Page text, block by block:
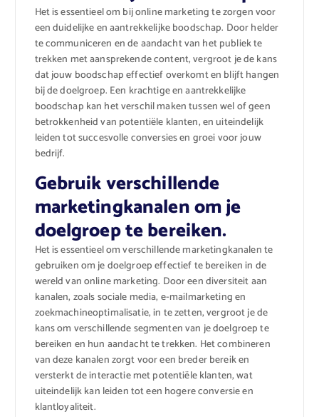
Het is essentieel om bij online marketing te zorgen voor
een duidelijke en aantrekkelijke boodschap. Door helder
te communiceren en de aandacht van het publiek te
trekken met aansprekende content, vergroot je de kans
dat jouw boodschap effectief overkomt en blijft hangen
bij de doelgroep. Een krachtige en aantrekkelijke
boodschap kan het verschil maken tussen wel of geen
betrokkenheid van potentiële klanten, en uiteindelijk
leiden tot succesvolle conversies en groei voor jouw
bedrijf.
Gebruik verschillende
marketingkanalen om je
doelgroep te bereiken.
Het is essentieel om verschillende marketingkanalen te
gebruiken om je doelgroep effectief te bereiken in de
wereld van online marketing. Door een diversiteit aan
kanalen, zoals sociale media, e-mailmarketing en
zoekmachineoptimalisatie, in te zetten, vergroot je de
kans om verschillende segmenten van je doelgroep te
bereiken en hun aandacht te trekken. Het combineren
van deze kanalen zorgt voor een breder bereik en
versterkt de interactie met potentiële klanten, wat
uiteindelijk kan leiden tot een hogere conversie en
klantloyaliteit.